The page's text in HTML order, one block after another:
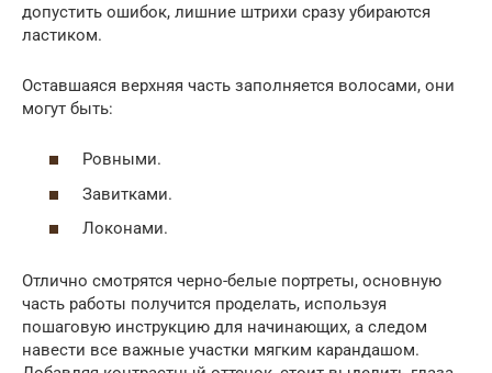
допустить ошибок, лишние штрихи сразу убираются
ластиком.
Оставшаяся верхняя часть заполняется волосами, они
могут быть:
Ровными.
Завитками.
Локонами.
Отлично смотрятся черно-белые портреты, основную
часть работы получится проделать, используя
пошаговую инструкцию для начинающих, а следом
навести все важные участки мягким карандашом.